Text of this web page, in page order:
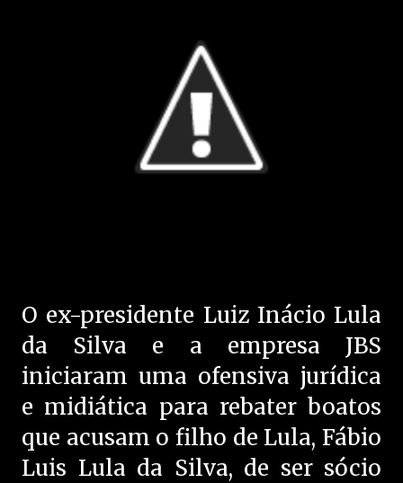
O ex-presidente Luiz Inácio Lula
da Silva e a empresa JBS
iniciaram uma ofensiva jurídica
e midiática para rebater boatos
que acusam o filho de Lula, Fábio
Luis Lula da Silva, de ser sócio